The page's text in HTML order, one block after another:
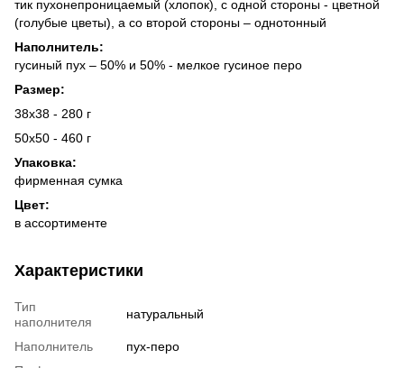
тик пухонепроницаемый (хлопок), с одной стороны - цветной
(голубые цветы), а со второй стороны – однотонный
Наполнитель:
гусиный пух – 50% и 50% - мелкое гусиное перо
Размер:
38x38 - 280 г
50x50 - 460 г
Упаковка:
фирменная сумка
Цвет:
в ассортименте
Характеристики
Тип
наполнителя
натуральный
Наполнитель
пух-перо